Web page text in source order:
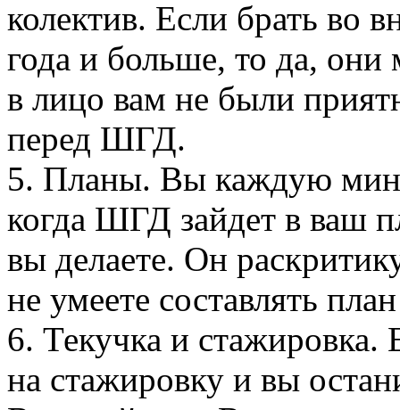
колектив. Если брать во
года и больше, то да,
в лицо вам не были
перед ШГД.
5. Планы. Вы каждую
когда ШГД зайдет в ваш
вы делаете. Он
не умеете составлять
6. Текучка и стажировка.
на стажировку и вы